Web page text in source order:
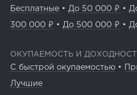
Бесплатные • До 50 000 ₽ •
300 000 ₽ • До 500 000 ₽ •
ОКУПАЕМОСТЬ И
С быстрой окупаемостью •
Лучшие